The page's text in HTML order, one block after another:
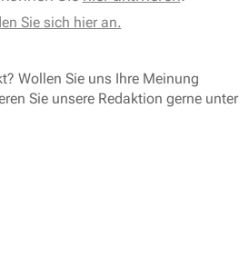
Sie sich hier an.
Wollen Sie uns Ihre Meinung
Sie unsere Redaktion gerne unter